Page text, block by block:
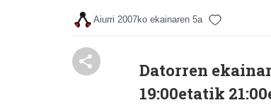
Aiurri 2007ko ekainaren 5a
Datorren
19:00etatik